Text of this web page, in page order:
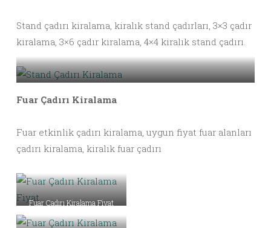
Stand çadırı kiralama, kiralık stand çadırları, 3×3 çadır
kiralama, 3×6 çadır kiralama, 4×4 kiralık stand çadırı.
Stand Çadırı Kiralama
Fuar Çadırı Kiralama
Fuar etkinlik çadırı kiralama, uygun fiyat fuar alanları
çadırı kiralama, kiralık fuar çadırı
Fuar Çadırı Kiralama Fiyat